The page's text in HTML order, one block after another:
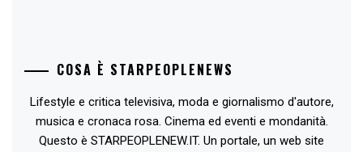
COSA È STARPEOPLENEWS
Lifestyle e critica televisiva, moda e giornalismo d'autore,
musica e cronaca rosa. Cinema ed eventi e mondanità.
Questo è STARPEOPLENEW.IT. Un portale, un web site